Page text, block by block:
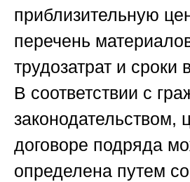
приблизительную
перечень
трудозатрат и сроки
В соответствии с
законодательством,
договоре подряда
определена путем